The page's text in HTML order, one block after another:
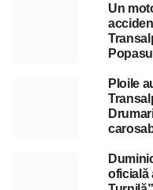
Un
Ploile
oficială